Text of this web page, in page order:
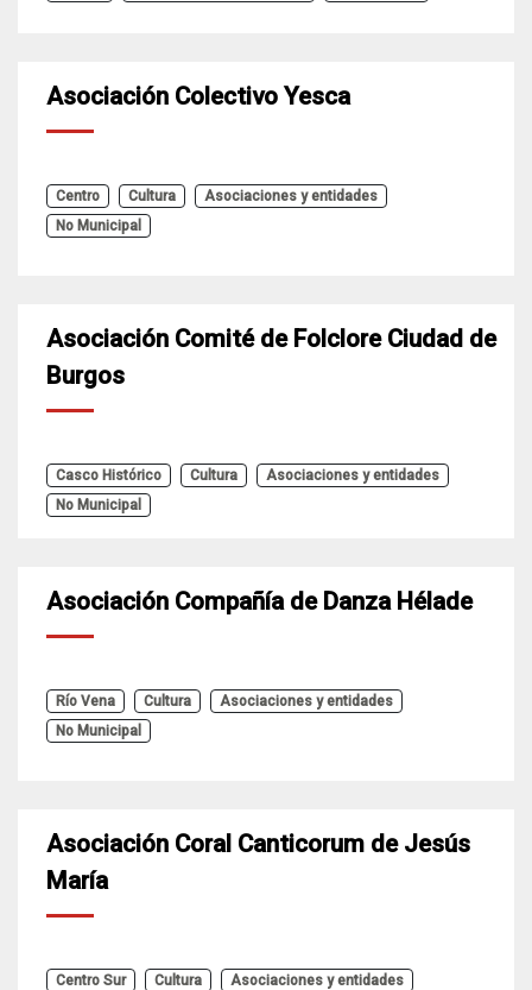
Asociación Colectivo Yesca
Centro Cultura
Asociaciones y entidades
No Municipal
Asociación Comité de Folclore Ciudad de
Burgos
Casco Histórico Cultura
Asociaciones y entidades
No Municipal
Asociación Compañía de Danza Hélade
Río Vena Cultura
Asociaciones y entidades
No Municipal
Asociación Coral Canticorum de Jesús
María
Centro Sur Cultura
Asociaciones y entidades